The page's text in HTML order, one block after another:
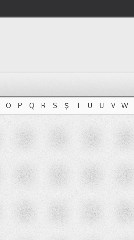
Ö P Q R S Ş T U Ü V W
Ö P Q R S Ş T U Ü V W